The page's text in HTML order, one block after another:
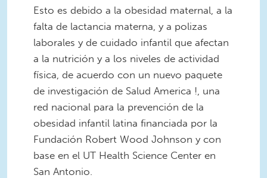
Esto es debido a la obesidad maternal, a la
falta de lactancia materna, y a polizas
laborales y de cuidado infantil que afectan
a la nutrición y a los niveles de actividad
física, de acuerdo con un nuevo paquete
de investigación de Salud America !, una
red nacional para la prevención de la
obesidad infantil latina financiada por la
Fundación Robert Wood Johnson y con
base en el UT Health Science Center en
San Antonio.